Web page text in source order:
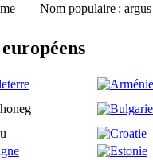
Nom populaire :